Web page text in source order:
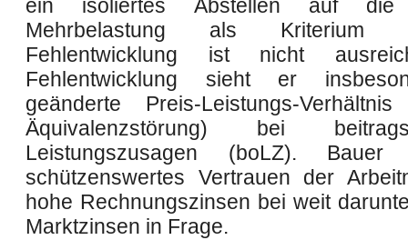
ein isoliertes Abstellen auf die
Mehrbelastung als
Fehlentwicklung ist nicht
Fehlentwicklung sieht er
geänderte Preis-Leistungs-
Äquivalenzstörung) bei
Leistungszusagen (boLZ).
schützenswertes Vertrauen der
hohe Rechnungszinsen bei weit
Marktzinsen in Frage.